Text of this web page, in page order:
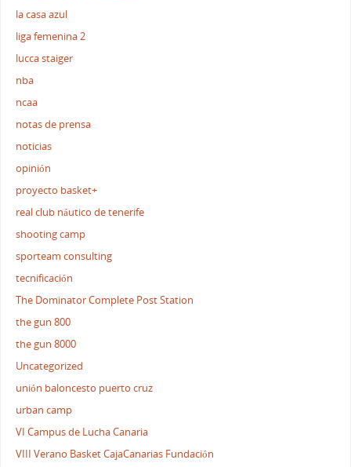
la casa azul
liga femenina 2
lucca staiger
nba
ncaa
notas de prensa
noticias
opinión
proyecto basket+
real club náutico de tenerife
shooting camp
sporteam consulting
tecnificación
The Dominator Complete Post Station
the gun 800
the gun 8000
Uncategorized
unión baloncesto puerto cruz
urban camp
VI Campus de Lucha Canaria
VIII Verano Basket CajaCanarias Fundación